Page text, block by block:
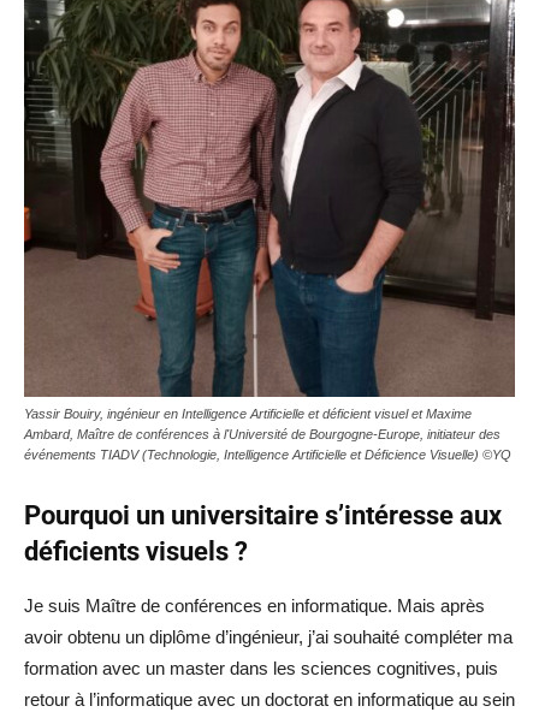
Yassir Bouiry, ingénieur en Intelligence Artificielle et déficient visuel et Maxime
Ambard, Maître de conférences à l'Université de Bourgogne-Europe, initiateur des
événements TIADV (Technologie, Intelligence Artificielle et Déficience Visuelle) ©YQ
Pourquoi un universitaire s’intéresse aux
déficients visuels ?
Je suis Maître de conférences en informatique. Mais après
avoir obtenu un diplôme d’ingénieur, j’ai souhaité compléter ma
formation avec un master dans les sciences cognitives, puis
retour à l’informatique avec un doctorat en informatique au sein